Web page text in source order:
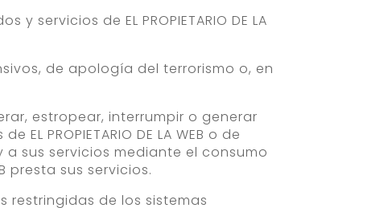
de EL PROPIETARIO DE LA
de apología del terrorismo o, en
estropear, interrumpir o generar
PROPIETARIO DE LA WEB o de
sus servicios mediante el consumo
presta sus servicios.
de los sistemas